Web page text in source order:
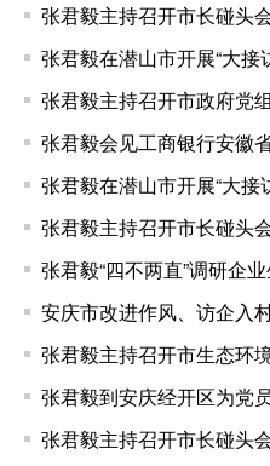
张君毅主持召开市长碰头
张君毅在潜山市开展“大接
张君毅主持召开市政府党
张君毅会见工商银行安徽
张君毅在潜山市开展“大接
张君毅主持召开市长碰头
张君毅“四不两直”调研企
安庆市改进作风、访企入
张君毅主持召开市生态环
张君毅到安庆经开区为党
张君毅主持召开市长碰头